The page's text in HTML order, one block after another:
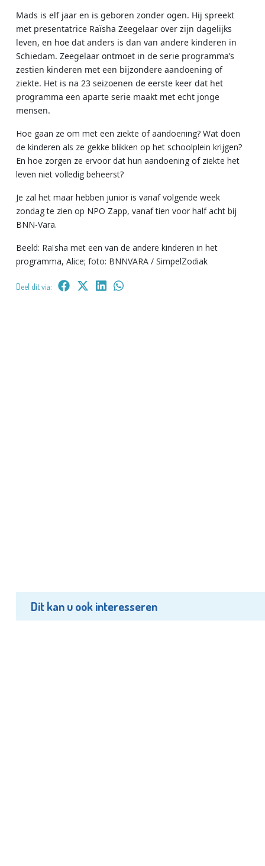
Mads is elf jaar en is geboren zonder ogen. Hij spreekt
met presentatrice Raïsha Zeegelaar over zijn dagelijks
leven, en hoe dat anders is dan van andere kinderen in
Schiedam. Zeegelaar ontmoet in de serie programma’s
zestien kinderen met een bijzondere aandoening of
ziekte. Het is na 23 seizoenen de eerste keer dat het
programma een aparte serie maakt met echt jonge
mensen.
Hoe gaan ze om met een ziekte of aandoening? Wat doen
de kinderen als ze gekke blikken op het schoolplein krijgen?
En hoe zorgen ze ervoor dat hun aandoening of ziekte het
leven niet volledig beheerst?
Je zal het maar hebben junior is vanaf volgende week
zondag te zien op NPO Zapp, vanaf tien voor half acht bij
BNN-Vara.
Beeld: Raïsha met een van de andere kinderen in het
programma, Alice; foto: BNNVARA / SimpelZodiak
Deel dit via:
Dit kan u ook interesseren